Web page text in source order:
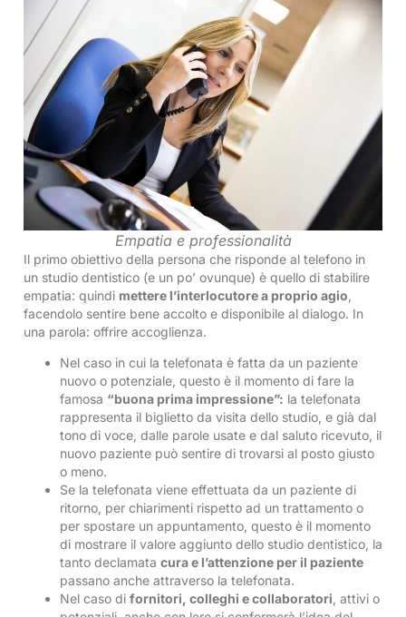
Empatia e professionalità
Il primo obiettivo della persona che risponde al telefono in
un studio dentistico (e un po’ ovunque) è quello di stabilire
empatia: quindi mettere l’interlocutore a proprio agio
facendolo sentire bene accolto e disponibile al dialogo. In
una parola: offrire accoglienza.
Nel caso in cui la telefonata è fatta da un paziente
nuovo o potenziale, questo è il momento di fare la
famosa “buona prima impressione”: la telefonata
rappresenta il biglietto da visita dello studio, e già dal
tono di voce, dalle parole usate e dal saluto ricevuto, il
nuovo paziente può sentire di trovarsi al posto giusto
o meno.
Se la telefonata viene effettuata da un paziente di
ritorno, per chiarimenti rispetto ad un trattamento o
per spostare un appuntamento, questo è il momento
di mostrare il valore aggiunto dello studio dentistico, la
tanto declamata cura e l’attenzione per il paziente
passano anche attraverso la telefonata.
Nel caso di fornitori, colleghi e collaboratori , attivi o